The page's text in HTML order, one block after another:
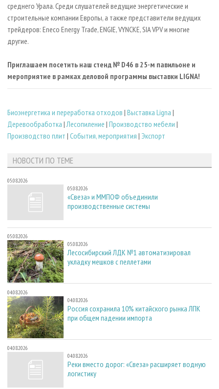
среднего Урала. Среди слушателей ведущие энергетические и
строительные компании Европы, а также представители ведущих
трейдеров: Eneco Energy Trade, ENGIE, VYNCKE, SIA VPV и многие
другие.
Приглашаем посетить наш стенд № D46 в 25-м павильоне и
мероприятие в рамках деловой программы выставки LIGNA!
Биoэнергетика и переработка отходов | Выставка Ligna |
Деревообработка |Лесопиление | Производство мебели |
Производство плит | События, мероприятия | Экспорт
НОВОСТИ ПО ТЕМЕ
05.08.2026
05.08.2026
«Свеза» и ММПОФ объединили
производственные системы
05.08.2026
05.08.2026
Лесосибирский ЛДК №1 автоматизировал
укладку мешков с пеллетами
04.08.2026
04.08.2026
Россия сохранила 10% китайского рынка ЛПК
при общем падении импорта
04.08.2026
04.08.2026
Реки вместо дорог: «Свеза» расширяет водную
логистику